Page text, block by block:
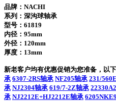
品牌：NACHI
系列：深沟球轴承
型号： 61819
内径：95mm
外径：120mm
厚度：13mm
新老客户均有优惠促销为您准备，以
承 6307-2RS轴承 NF205轴承 231/
承 NJ2304轴承 619/7-2Z轴承
承 NJ2212E+HJ2212E轴承